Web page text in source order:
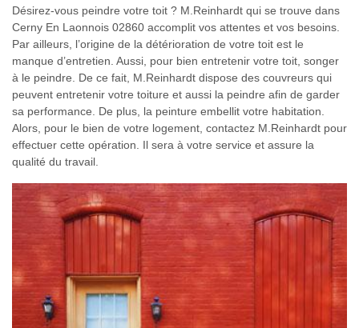
Désirez-vous peindre votre toit ? M.Reinhardt qui se trouve dans
Cerny En Laonnois 02860 accomplit vos attentes et vos besoins.
Par ailleurs, l’origine de la détérioration de votre toit est le
manque d’entretien. Aussi, pour bien entretenir votre toit, songer
à le peindre. De ce fait, M.Reinhardt dispose des couvreurs qui
peuvent entretenir votre toiture et aussi la peindre afin de garder
sa performance. De plus, la peinture embellit votre habitation.
Alors, pour le bien de votre logement, contactez M.Reinhardt pour
effectuer cette opération. Il sera à votre service et assure la
qualité du travail.